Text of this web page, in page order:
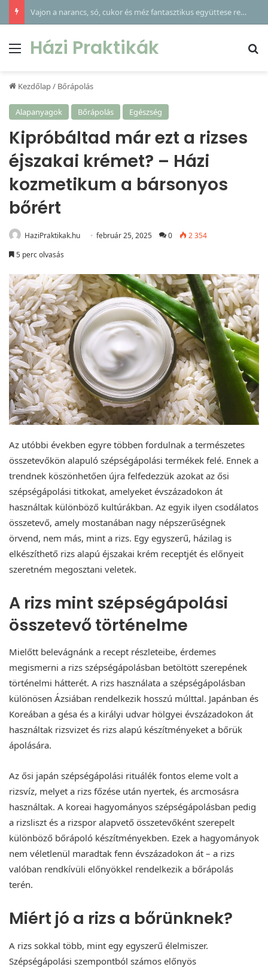
Vajon a narancs, só, cukor és méz fantasztikus együttese rejti a kulcsot gyermeke makacs köhögésének enyhítésére?
Menü
Házi Praktikák
Kezdőlap/ Bőrápolás
Alapanyagok Bőrápolás Egészség
Kipróbáltad már ezt a rizses
éjszakai krémet? – Házi
kozmetikum a bársonyos
bőrért
HaziPraktikak.hu február 25, 2025 0
2 354
5 perc olvasás
Az utóbbi években egyre többen fordulnak a természetes
összetevőkön alapuló szépségápolási termékek felé. Ennek a
trendnek köszönhetően újra felfedezzük azokat az ősi
szépségápolási titkokat, amelyeket évszázadokon át
használtak különböző kultúrákban. Az egyik ilyen csodálatos
összetevő, amely mostanában nagy népszerűségnek
örvend, nem más, mint a rizs. Egy egyszerű, házilag is
elkészíthető rizs alapú éjszakai krém receptjét és előnyeit
szeretném megosztani veletek.
A rizs mint szépségápolási
összetevő történelme
Mielőtt belevágnánk a recept részleteibe, érdemes
megismerni a rizs szépségápolásban betöltött szerepének
történelmi hátterét. A rizs használata a szépségápolásban
különösen Ázsiában rendelkezik hosszú múlttal. Japánban és
Koreában a gésa és a királyi udvar hölgyei évszázadokon át
használtak rizsvizet és rizs alapú készítményeket a bőrük
ápolására.
Az ősi japán szépségápolási rituálék fontos eleme volt a
rizsvíz, melyet a rizs főzése után nyertek, és arcmosásra
használtak. A koreai hagyományos szépségápolásban pedig
a rizsliszt és a rizspor alapvető összetevőként szerepelt
különböző bőrápoló készítményekben. Ezek a hagyományok
nem véletlenül maradtak fenn évszázadokon át – a rizs
valóban rendkívüli előnyökkel rendelkezik a bőrápolás
terén.
Miért jó a rizs a bőrünknek?
A rizs sokkal több, mint egy egyszerű élelmiszer.
Szépségápolási szempontból számos előnyös